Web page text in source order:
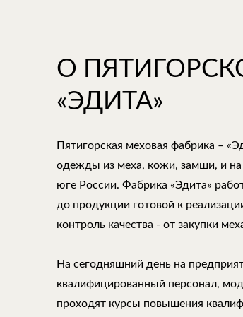
О
«ЭДИТА»
Пятигорская меховая фабрика –
одежды из меха, кожи, замши, и на
юге России. Фабрика «Эдита»
до продукции готовой к
контроль качества - от закупки
На сегодняшний день на
квалифицированный персонал,
проходят курсы повышения